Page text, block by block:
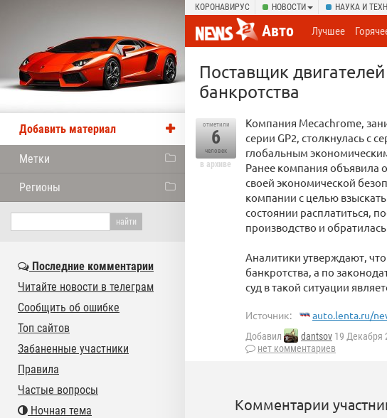
КОРОНАВИРУС НОВОСТИ НАУКА И
Авто Лучшее
Поставщик
банкротства
отметили
6
человек
в архиве
Компания Mecachrome,
серии GP2, столкнулась
глобальным
Ранее компания объявила
своей экономической
компании с целью
состоянии расплатиться,
производство и
Аналитики утверждают,
банкротства, а по
суд в такой ситуации
Источник: auto.lenta.ru/
Добавил dantsov 19 Декабря
нет комментариев
Комментарии
Добавить материал
Метки
Регионы
Последние комментарии
Читайте новости в телеграм
Сообщить об ошибке
Топ сайтов
Забаненные участники
Правила
Частые вопросы
Ночная тема